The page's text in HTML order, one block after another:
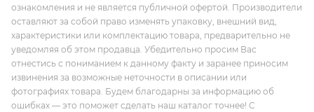
ознакомления и не является публичной офертой. Производители
оставляют за собой право изменять упаковку, внешний вид,
характеристики или комплектацию товара, предварительно не
уведомляя об этом продавца. Убедительно просим Вас
отнестись с пониманием к данному факту и заранее приносим
извинения за возможные неточности в описании или
фотографиях товара. Будем благодарны за информацию об
ошибках — это поможет сделать наш каталог точнее! С